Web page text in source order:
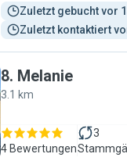
Zuletzt gebucht vor
Zuletzt kontaktiert
8. Melanie
3.1 km
4 Bewertungen
3